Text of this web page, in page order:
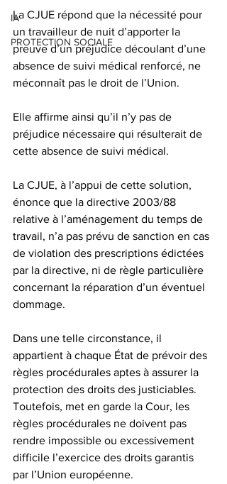
IA
PROTECTION SOCIALE
La CJUE répond que la nécessité pour
un travailleur de nuit d’apporter la
preuve d’un préjudice découlant d’une
absence de suivi médical renforcé, ne
méconnaît pas le droit de l’Union.
Elle affirme ainsi qu’il n’y pas de
préjudice nécessaire qui résulterait de
cette absence de suivi médical.
La CJUE, à l’appui de cette solution,
énonce que la directive 2003/88
relative à l’aménagement du temps de
travail, n’a pas prévu de sanction en cas
de violation des prescriptions édictées
par la directive, ni de règle particulière
concernant la réparation d’un éventuel
dommage.
Dans une telle circonstance, il
appartient à chaque État de prévoir des
règles procédurales aptes à assurer la
protection des droits des justiciables.
Toutefois, met en garde la Cour, les
règles procédurales ne doivent pas
rendre impossible ou excessivement
difficile l’exercice des droits garantis
par l’Union européenne.